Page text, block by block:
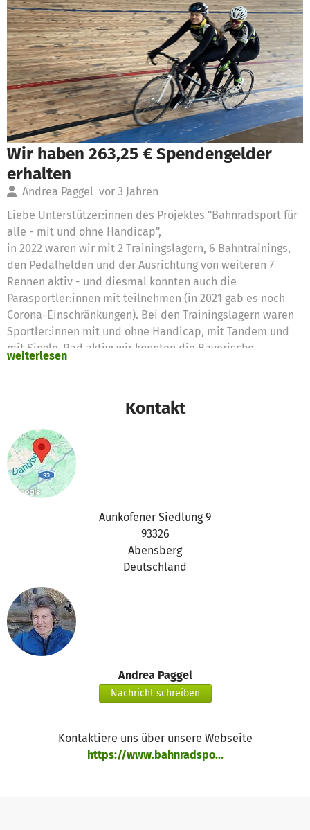
Wir haben 263,25 € Spendengelder
erhalten
Andrea Paggel vor 3 Jahren
Liebe Unterstützer:innen des Projektes "Bahnradsport für
alle - mit und ohne Handicap",
in 2022 waren wir mit 2 Trainingslagern, 6 Bahntrainings,
den Pedalhelden und der Ausrichtung von weiteren 7
Rennen aktiv - und diesmal konnten auch die
Parasportler:innen mit teilnehmen (in 2021 gab es noch
Corona-Einschränkungen). Bei den Trainingslagern waren
Sportler:innen mit und ohne Handicap, mit Tandem und
mit Single-Rad aktiv; wir konnten die Bayerische
Paracycling in ihrer Altersklasse die Goldmedaille
Mit Eurer Unterstützung können wir jetzt notwendige
Reparaturen an Bahnrädern und Tandems bezahlen -
Räder, die gefahren werden, haben Verschleiß...: Reifen,
Schläuche, Kette, Kettenblätter etc.
Herzlichen Dank!
Viele Grüße, Andrea
weiterlesen
Kontakt
Aunkofener Siedlung 9
93326
Abensberg
Deutschland
Andrea Paggel
Nachricht schreiben
Kontaktiere uns über unsere Webseite
https://www.bahnradspo...